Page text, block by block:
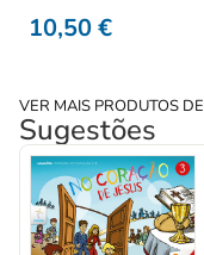
10,50€
VER MAIS PRODUTOS DE
Sugestões